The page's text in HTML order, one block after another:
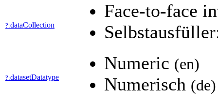
?:dataCollection
Face-to-face
?:datasetDatatype
Numeric (en)
Numerisch (de)